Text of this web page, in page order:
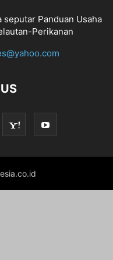
Panduan Usaha
Perikanan